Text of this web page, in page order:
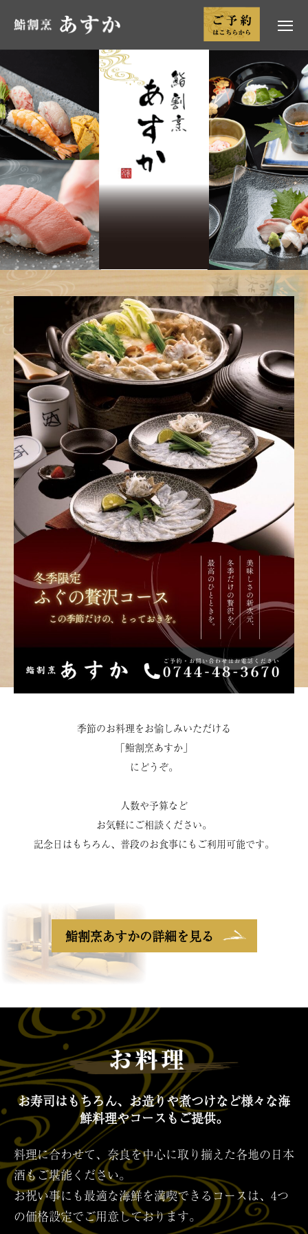
季節のお料理をお愉しみいただける
「鮨割烹あすか」
にどうぞ。
人数や予算など
お気軽にご相談ください。
記念日はもちろん、普段のお食事にもご利用可能です。
鮨割烹あすかの詳細を見る
お寿司はもちろん、お造りや煮つけなど様々な海
鮮料理やコースもご提供。
料理に合わせて、奈良を中心に取り揃えた各地の日本
酒もご堪能ください。
お祝い事にも最適な海鮮を満喫できるコースは、 4つ
の価格設定でご用意しております。